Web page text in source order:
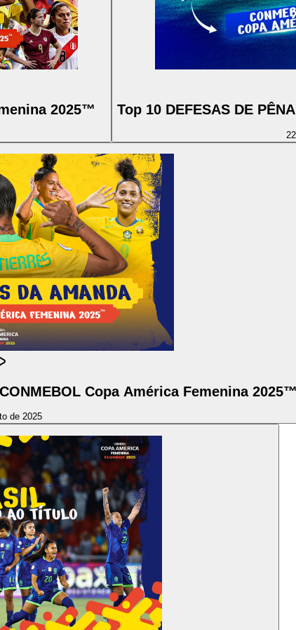
2025™ Top 10 DEFESAS DE
Copa América Femenina 2025™
de 2025